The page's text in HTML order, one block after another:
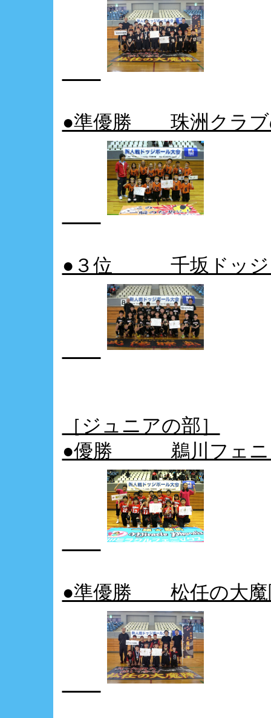
●準優勝 珠洲クラブ
●３位 千坂ドッジ
［ジュニアの部］
●優勝 鵜川フェニ
●準優勝 松任の大魔